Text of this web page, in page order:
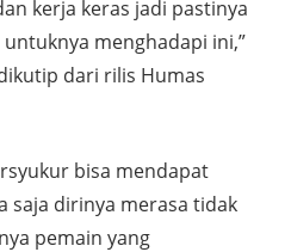
kerja keras jadi pastinya
menghadapi ini,”
dari rilis Humas
bisa mendapat
saja dirinya merasa tidak
pemain yang